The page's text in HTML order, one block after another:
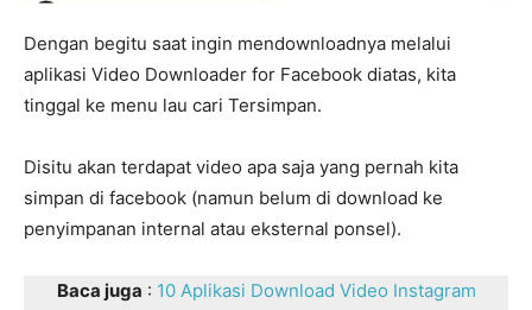
Dengan begitu saat ingin mendownloadnya melalui
aplikasi Video Downloader for Facebook diatas, kita
tinggal ke menu lau cari Tersimpan.
Disitu akan terdapat video apa saja yang pernah kita
simpan di facebook (namun belum di download ke
penyimpanan internal atau eksternal ponsel).
Baca juga : 10 Aplikasi Download Video Instagram